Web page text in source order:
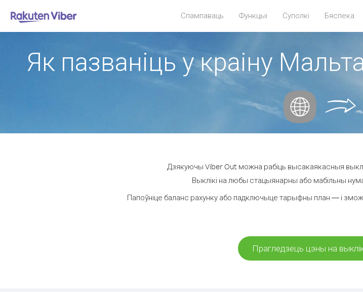
Спампаваць Функцыі Суполкі Бяспека
Як пазваніць у краіну
Дзякуючы Viber Out можна рабіць высакаякасныя
Выклікі на любы стацыянарны або мабільны
Папоўніце баланс рахунку або падключыце тарыфны план — і
Прагледзець цэны на